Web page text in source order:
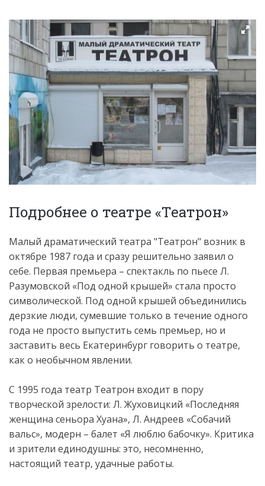
Подробнее о театре «Театрон»
Малый драматический театра "Театрон" возник в
октябре 1987 года и сразу решительно заявил о
себе. Первая премьера – спектакль по пьесе Л.
Разумовской «Под одной крышей» стала просто
символической. Под одной крышей объединились
дерзкие люди, сумевшие только в течение одного
года не просто выпустить семь премьер, но и
заставить весь Екатеринбург говорить о театре,
как о необычном явлении.
С 1995 года театр Театрон входит в пору
творческой зрелости: Л. Жуховицкий «Последняя
женщина сеньора Хуана», Л. Андреев «Собачий
вальс», модерн – балет «Я люблю бабочку». Критика
и зрители единодушны: это, несомненно,
настоящий театр, удачные работы.